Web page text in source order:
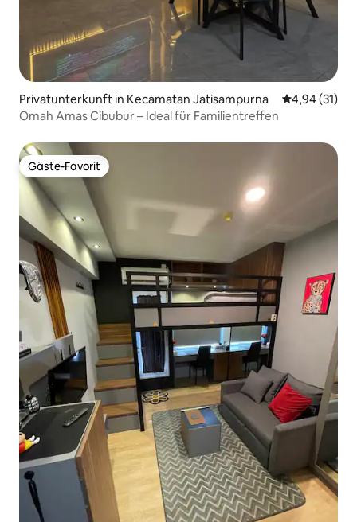
Privatunterkunft in Kecamatan Jatisampurna
4,94 (31)
Omah Amas Cibubur – Ideal für Familientreffen
Gäste-Favorit
Gäste-Favorit